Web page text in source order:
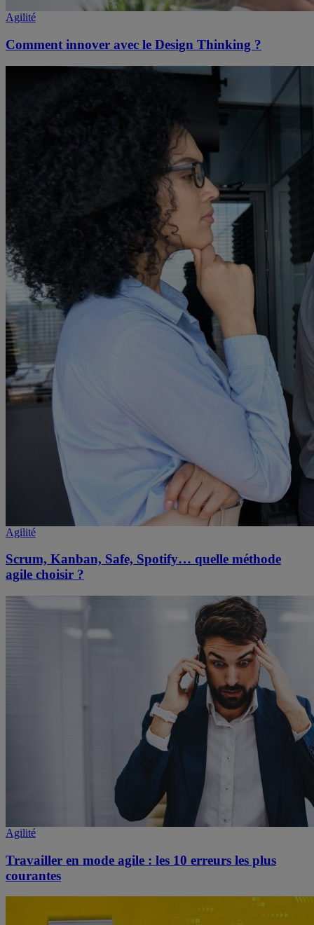
Agilité
Comment innover avec le Design Thinking ?
Agilité
Scrum, Kanban, Safe, Spotify… quelle méthode
agile choisir ?
Agilité
Travailler en mode agile : les 10 erreurs les plus
courantes